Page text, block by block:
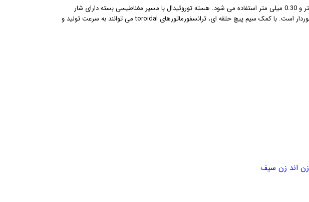
ورق استیل سیلیکونی با ضخامت 0.23 میلی متر، 0.27 میلی متر و 0.30 میلی متر استفاده می شود. هسته توروئیدال با مسیر مغناطیسی بسته دارای شار
نشتی کمتری است، که از پیشرفته ترین عملکرد مغناطیسی برخوردار است. با کمک سیم پیچ حلقه ای، ترانسفورماتورهای toroidal می توانند به سرعت تولید و